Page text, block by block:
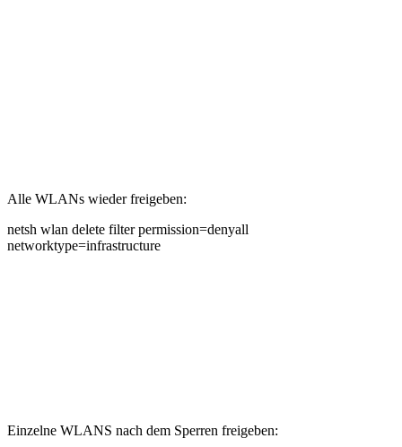
Alle WLANs wieder freigeben:
netsh wlan delete filter permission=denyall
networktype=infrastructure
Einzelne WLANS nach dem Sperren freigeben: